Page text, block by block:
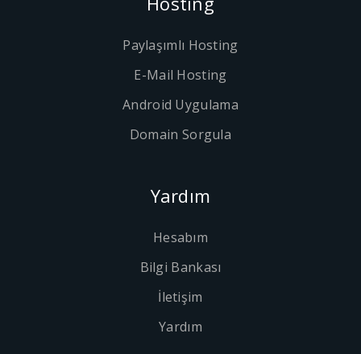
Paylaşımlı Hosting
E-Mail Hosting
Android Uygulama
Domain Sorgula
Yardım
Hesabım
Bilgi Bankası
İletişim
Yardım